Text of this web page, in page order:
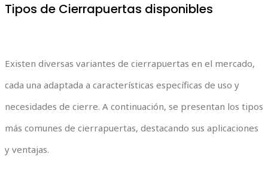
Tipos de Cierrapuertas disponibles
Existen diversas variantes de cierrapuertas en el mercado,
cada una adaptada a características específicas de uso y
necesidades de cierre. A continuación, se presentan los tipos
más comunes de cierrapuertas, destacando sus aplicaciones
y ventajas.